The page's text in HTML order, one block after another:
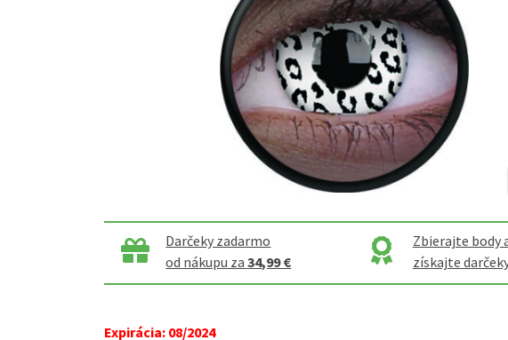
Darčeky zadarmo
od nákupu za34,99 €
Zbierajte body
získajte
Expirácia: 08/2024